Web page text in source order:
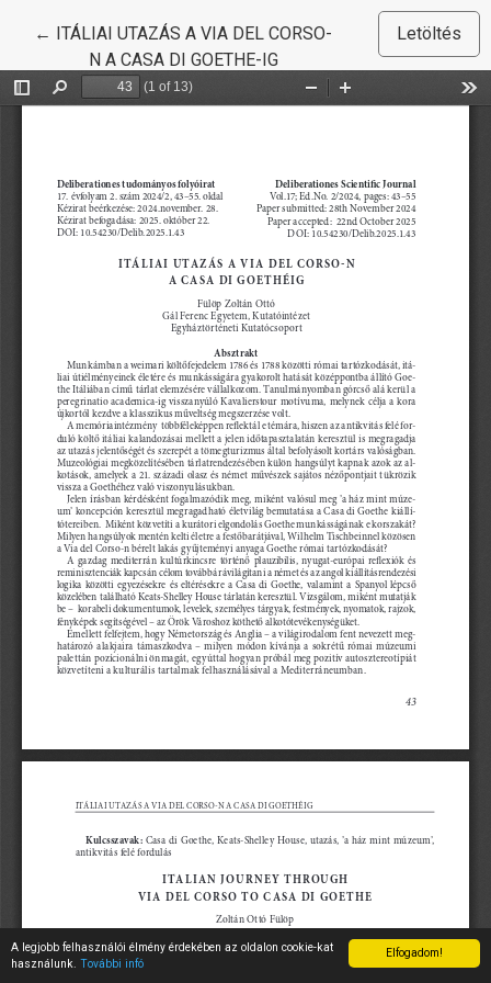
Elfogadom!
A legjobb felhasználói élmény érdekében az oldalon cookie-kat
használunk. További infó
← Vissza a cikk részleteihez
ITÁLIAI UTAZÁS A VIA DEL CORSO-
N A CASA DI GOETHE-IG
Letöltés